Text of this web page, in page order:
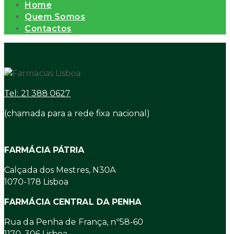
Home
Quem Somos
Contactos
Tel: 21 388 0627
(chamada para a rede fixa nacional)
FARMÁCIA PÁTRIA
Calçada dos Mestres, N30A
1070-178 Lisboa
FARMÁCIA CENTRAL DA PENHA
Rua da Penha de França, nº58-60